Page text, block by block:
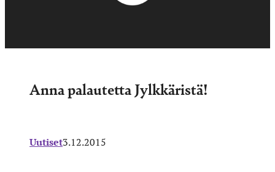
Anna palautetta Jylkkäristä!
Uutiset3.12.2015